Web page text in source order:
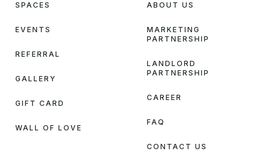
SPACES
EVENTS
REFERRAL
GALLERY
GIFT CARD
WALL OF LOVE
ABOUT US
MARKETING
PARTNERSHIP
LANDLORD
PARTNERSHIP
CAREER
FAQ
CONTACT US